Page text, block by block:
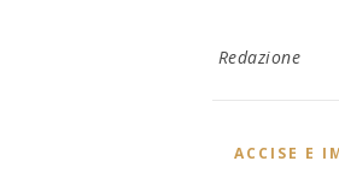
Redazione
ACCISE E